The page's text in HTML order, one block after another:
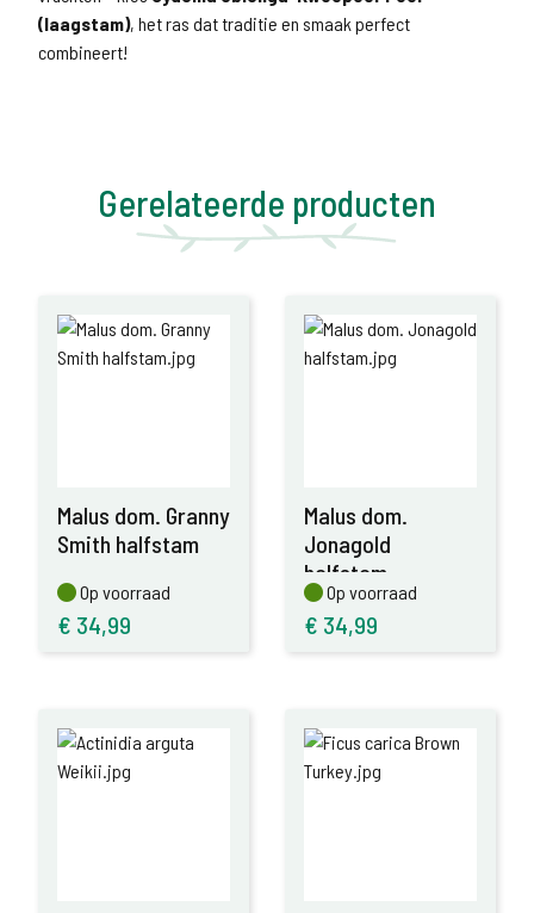
(laagstam), het ras dat traditie en smaak perfect
combineert!
Gerelateerde producten
Malus dom. Granny
Smith halfstam
Op voorraad
Op voorraad
€ 34,99
Malus dom.
Jonagold
halfstam
Op voorraad
Op voorraad
€ 34,99